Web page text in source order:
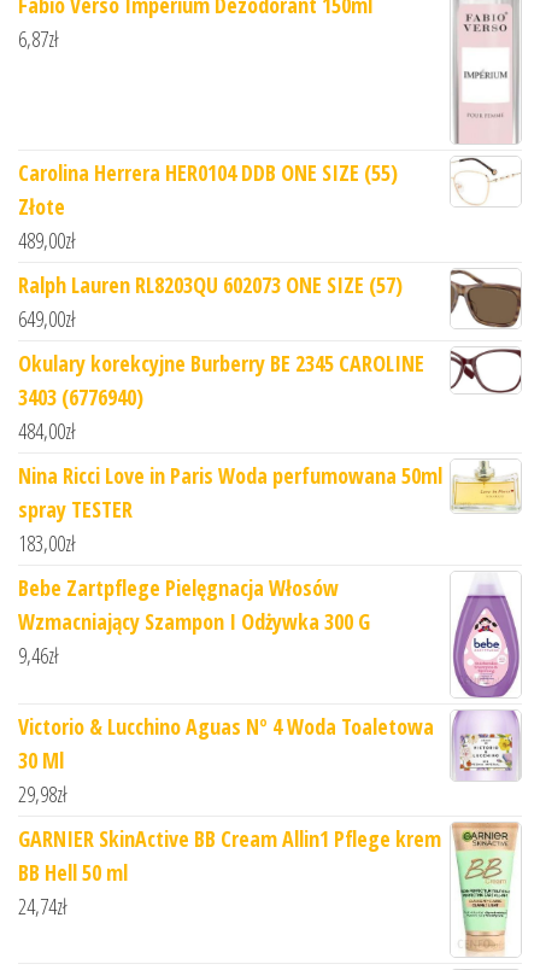
6,87zł
Carolina Herrera HER0104 DDB ONE SIZE (55)
Złote
489,00zł
Ralph Lauren RL8203QU 602073 ONE SIZE (57)
649,00zł
Okulary korekcyjne Burberry BE 2345 CAROLINE
3403 (6776940)
484,00zł
Nina Ricci Love in Paris Woda perfumowana 50ml
spray TESTER
183,00zł
Bebe Zartpflege Pielęgnacja Włosów
Wzmacniający Szampon I Odżywka 300 G
9,46zł
Victorio & Lucchino Aguas Nº 4 Woda Toaletowa
30 Ml
29,98zł
GARNIER SkinActive BB Cream Allin1 Pflege krem
BB Hell 50 ml
24,74zł